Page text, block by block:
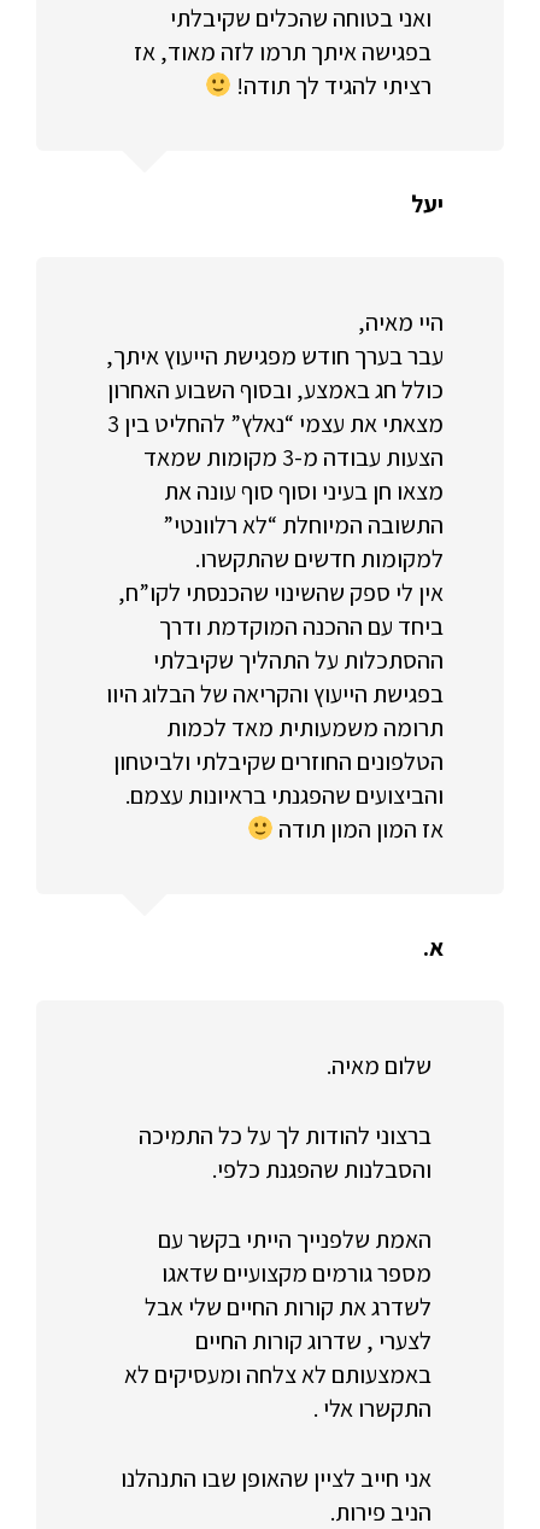
ואני בטוחה שהכלים שקיבלתי
בפגישה איתך תרמו לזה מאוד, אז
רציתי להגיד לך תודה!
יעל
היי מאיה,
עבר בערך חודש מפגישת הייעוץ איתך,
כולל חג באמצע, ובסוף השבוע האחרון
מצאתי את עצמי “נאלץ” להחליט בין 3
הצעות עבודה מ-3 מקומות שמאד
מצאו חן בעיני וסוף סוף עונה את
התשובה המיוחלת “לא רלוונטי”
למקומות חדשים שהתקשרו.
אין לי ספק שהשינוי שהכנסתי לקו”ח,
ביחד עם ההכנה המוקדמת ודרך
ההסתכלות על התהליך שקיבלתי
בפגישת הייעוץ והקריאה של הבלוג היוו
תרומה משמעותית מאד לכמות
הטלפונים החוזרים שקיבלתי ולביטחון
והביצועים שהפגנתי בראיונות עצמם.
אז המון המון תודה
א.
שלום מאיה.
ברצוני להודות לך על כל התמיכה
והסבלנות שהפגנת כלפי.
האמת שלפנייך הייתי בקשר עם
מספר גורמים מקצועיים שדאגו
לשדרג את קורות החיים שלי אבל
לצערי , שדרוג קורות החיים
באמצעותם לא צלחה ומעסיקים לא
התקשרו אלי .
אני חייב לציין שהאופן שבו התנהלנו
הניב פירות.